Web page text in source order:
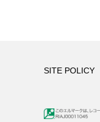
SITE POLICY